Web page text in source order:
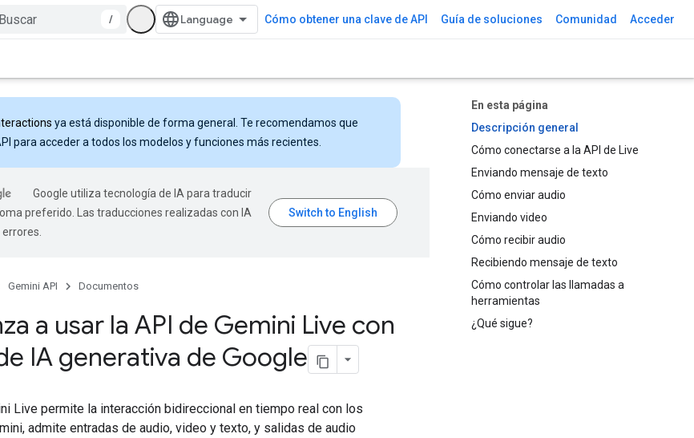
/ Cómo obtener una clave de API Guía de soluciones Comunidad Acceder
En esta página
Descripción general
Cómo conectarse a la API de Live
Enviando mensaje de texto
Cómo enviar audio
Enviando video
Cómo recibir audio
Recibiendo mensaje de texto
Cómo controlar las llamadas a
herramientas
¿Qué sigue?
ya está disponible de forma general. Te recomendamos que
para acceder a todos los modelos y funciones más recientes.
Google utiliza tecnología de IA para traducir
preferido. Las traducciones realizadas con IA
Gemini API Documentos
a usar la API de Gemini Live con
IA generativa de Google
Live permite la interacción bidireccional en tiempo real con los
admite entradas de audio, video y texto, y salidas de audio